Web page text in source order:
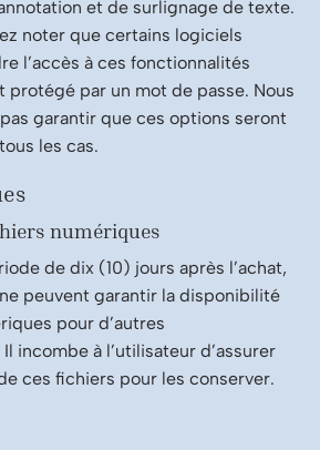
et de surlignage de texte.
noter que certains logiciels
l’accès à ces fonctionnalités
protégé par un mot de passe. Nous
garantir que ces options seront
les cas.
numériques
de dix (10) jours après l’achat,
peuvent garantir la disponibilité
pour d’autres
incombe à l’utilisateur d’assurer
ces fichiers pour les conserver.